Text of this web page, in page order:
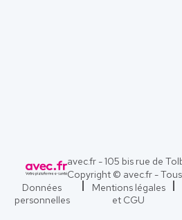
avec.fr - 105 bis rue de
Copyright © avec.fr -
Données
personnelles
Mentions légales
et CGU